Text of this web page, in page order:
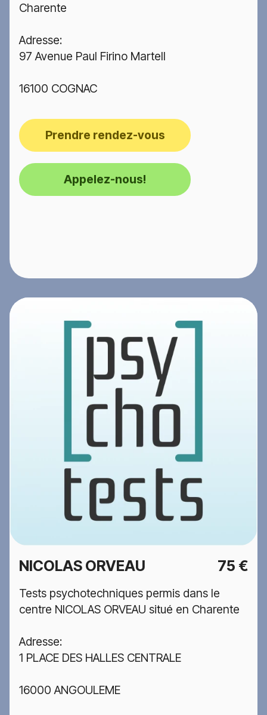
Charente
Adresse:
97 Avenue Paul Firino Martell
16100 COGNAC
Prendre rendez-vous
Appelez-nous!
NICOLAS ORVEAU 75 €
Tests psychotechniques permis dans le
centre NICOLAS ORVEAU situé en Charente
Adresse:
1 PLACE DES HALLES CENTRALE
16000 ANGOULEME